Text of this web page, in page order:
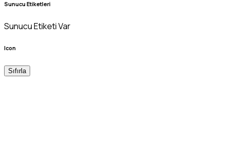
Sunucu Etiketleri
Sunucu Etiketi Var
Icon
Sıfırla